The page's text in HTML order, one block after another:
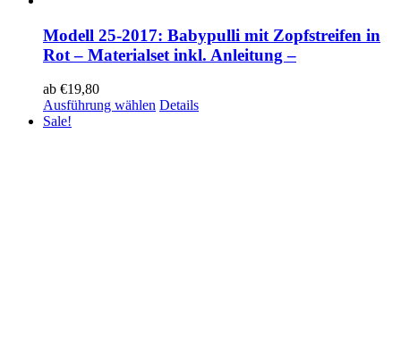
Modell 25-2017: Babypulli mit Zopfstreifen in
Rot – Materialset inkl. Anleitung –
ab €19,80
Ausführung wählen Details
Sale!